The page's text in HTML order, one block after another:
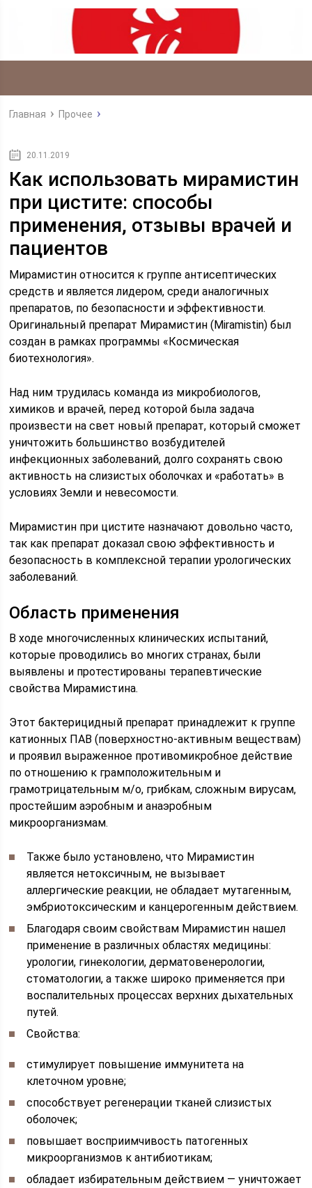
Главная Прочее
20.11.2019
Как использовать мирамистин
при цистите: способы
применения, отзывы врачей и
пациентов
Мирамистин относится к группе антисептических
средств и является лидером, среди аналогичных
препаратов, по безопасности и эффективности.
Оригинальный препарат Мирамистин (Miramistin) был
создан в рамках программы «Космическая
биотехнология».
Над ним трудилась команда из микробиологов,
химиков и врачей, перед которой была задача
произвести на свет новый препарат, который сможет
уничтожить большинство возбудителей
инфекционных заболеваний, долго сохранять свою
активность на слизистых оболочках и «работать» в
условиях Земли и невесомости.
Мирамистин при цистите назначают довольно часто,
так как препарат доказал свою эффективность и
безопасность в комплексной терапии урологических
заболеваний.
Область применения
В ходе многочисленных клинических испытаний,
которые проводились во многих странах, были
выявлены и протестированы терапевтические
свойства Мирамистина.
Этот бактерицидный препарат принадлежит к группе
катионных ПАВ (поверхностно-активным веществам)
и проявил выраженное противомикробное действие
по отношению к грамположительным и
грамотрицательным м/о, грибкам, сложным вирусам,
простейшим аэробным и анаэробным
микроорганизмам.
Также было установлено, что Мирамистин
является нетоксичным, не вызывает
аллергические реакции, не обладает мутагенным,
эмбриотоксическим и канцерогенным действием.
Благодаря своим свойствам Мирамистин нашел
применение в различных областях медицины:
урологии, гинекологии, дерматовенерологии,
стоматологии, а также широко применяется при
воспалительных процессах верхних дыхательных
путей.
Свойства:
стимулирует повышение иммунитета на
клеточном уровне;
способствует регенерации тканей слизистых
оболочек;
повышает восприимчивость патогенных
микроорганизмов к антибиотикам;
обладает избирательным действием — уничтожает